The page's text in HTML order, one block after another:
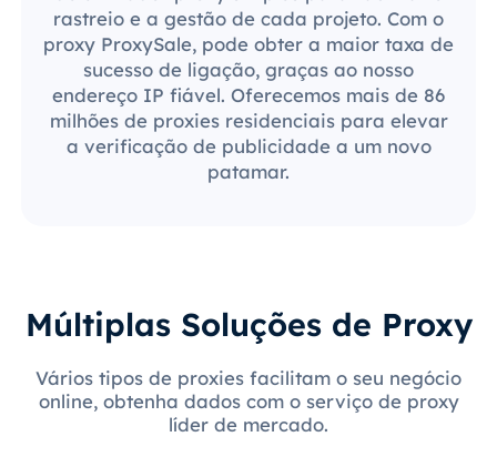
rastreio e a gestão de cada projeto. Com o
proxy ProxySale, pode obter a maior taxa de
sucesso de ligação, graças ao nosso
endereço IP fiável. Oferecemos mais de 86
milhões de proxies residenciais para elevar
a verificação de publicidade a um novo
patamar.
Múltiplas Soluções de Proxy
Vários tipos de proxies facilitam o seu negócio
online, obtenha dados com o serviço de proxy
líder de mercado.